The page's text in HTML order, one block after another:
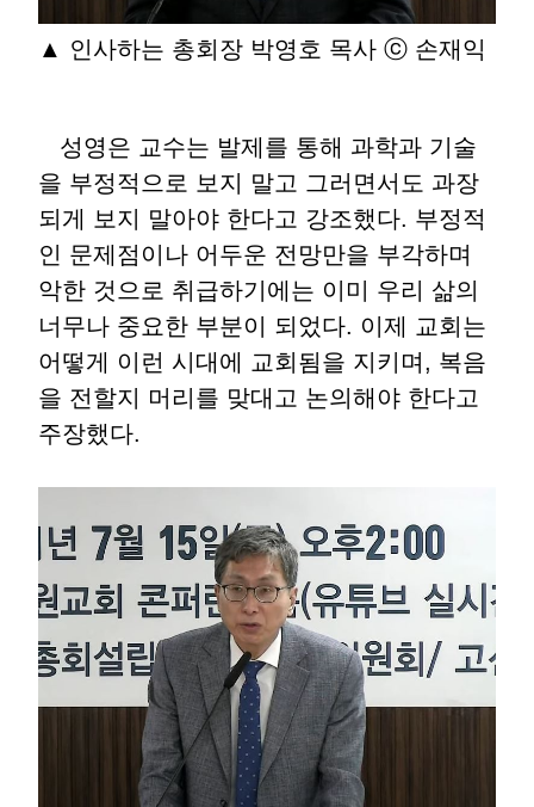
▲ 인사하는 총회장 박영호 목사 ⓒ 손재익
성영은 교수는 발제를 통해 과학과 기술
을 부정적으로 보지 말고 그러면서도 과장
되게 보지 말아야 한다고 강조했다. 부정적
인 문제점이나 어두운 전망만을 부각하며
악한 것으로 취급하기에는 이미 우리 삶의
너무나 중요한 부분이 되었다. 이제 교회는
어떻게 이런 시대에 교회됨을 지키며, 복음
을 전할지 머리를 맞대고 논의해야 한다고
주장했다.